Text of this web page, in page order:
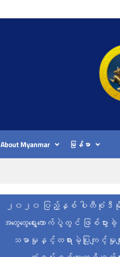
About Myanmar မြန်မာ
၂၀၂၀ ပြည့်နှစ် ပါတီစုံဒီ
အထွေထွေရွေးကောက်ပွဲတွင် ဖြစ်ပွ
သမာမှုနှင့်တရားမဲ့ပြုကျင့်မှုမျာ